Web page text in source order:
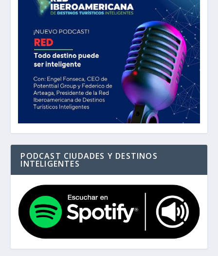
PODCAST CIUDADES Y DESTINOS
INTELIGENTES